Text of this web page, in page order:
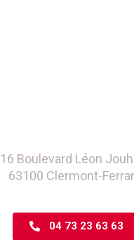
16 Boulevard Léon
63100 Clermont-
04 73 23 63 63